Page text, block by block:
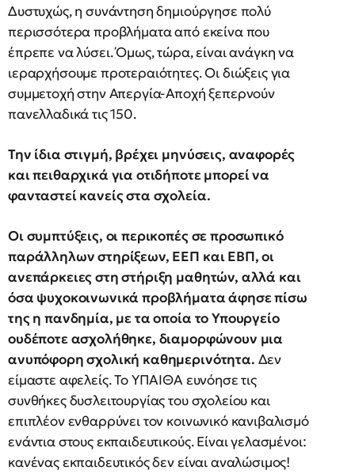
Δυστυχώς, η συνάντηση δημιούργησε πολύ
περισσότερα προβλήματα από εκείνα που
έπρεπε να λύσει. Όμως, τώρα, είναι ανάγκη να
ιεραρχήσουμε προτεραιότητες. Οι διώξεις για
συμμετοχή στην Απεργία-Αποχή ξεπερνούν
πανελλαδικά τις 150.
Την ίδια στιγμή, βρέχει μηνύσεις, αναφορές
και πειθαρχικά για οτιδήποτε μπορεί να
φανταστεί κανείς στα σχολεία.
Οι συμπτύξεις, οι περικοπές σε προσωπικό
παράλληλων στηρίξεων, ΕΕΠ και ΕΒΠ, οι
ανεπάρκειες στη στήριξη μαθητών, αλλά και
όσα ψυχοκοινωνικά προβλήματα άφησε πίσω
της η πανδημία, με τα οποία το Υπουργείο
ουδέποτε ασχολήθηκε, διαμορφώνουν μια
ανυπόφορη σχολική καθημερινότητα. Δεν
είμαστε αφελείς. Το ΥΠΑΙΘΑ ευνόησε τις
συνθήκες δυσλειτουργίας του σχολείου και
επιπλέον ενθαρρύνει τον κοινωνικό κανιβαλισμό
ενάντια στους εκπαιδευτικούς. Είναι γελασμένοι:
κανένας εκπαιδευτικός δεν είναι αναλώσιμος!